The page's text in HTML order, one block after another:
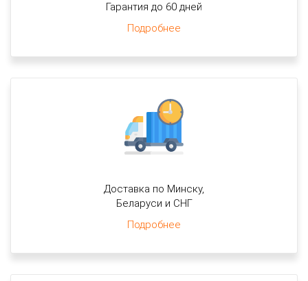
Гарантия до 60 дней
Подробнее
Доставка по Минску,
Беларуси и СНГ
Подробнее